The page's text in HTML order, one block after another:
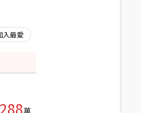
入最愛